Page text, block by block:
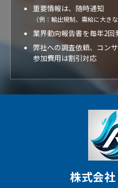
重要情報は、随時通知
（例：輸出規制、需給に大き
業界動向報告書を毎年2回
弊社への調査依頼、コン
参加費用は割引対応
株式会